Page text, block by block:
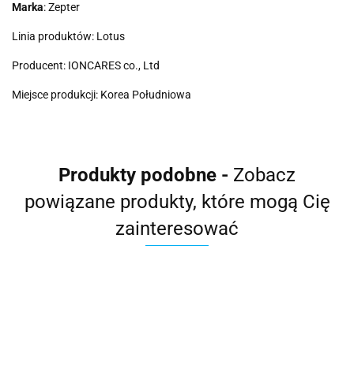
Marka: Zepter
Linia produktów: Lotus
Producent: IONCARES co., Ltd
Miejsce produkcji: Korea Południowa
Produkty podobne - Zobacz
powiązane produkty, które mogą Cię
zainteresować